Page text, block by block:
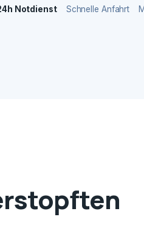
Notdienst Schnelle Anfahrt